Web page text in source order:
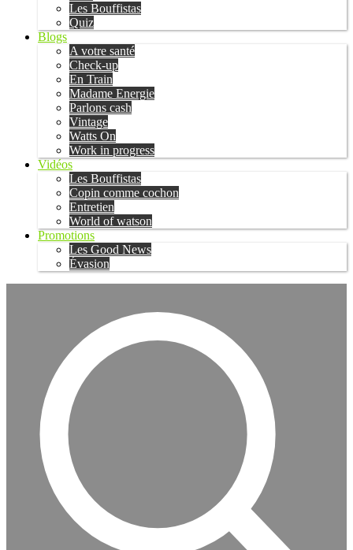
Les Bouffistas
Quiz
Blogs
A votre santé
Check-up
En Train
Madame Energie
Parlons cash
Vintage
Watts On
Work in progress
Vidéos
Les Bouffistas
Copin comme cochon
Entretien
World of watson
Promotions
Les Good News
Évasion